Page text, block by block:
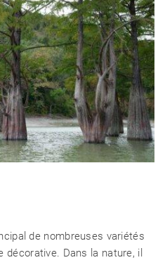
de nombreuses variétés
décorative. Dans la nature, il
VIE
FAMILLE